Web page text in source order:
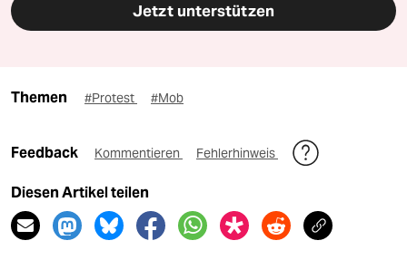
Jetzt unterstützen
Themen #Protest #Mob
Feedback Kommentieren Fehlerhinweis
Diesen Artikel teilen